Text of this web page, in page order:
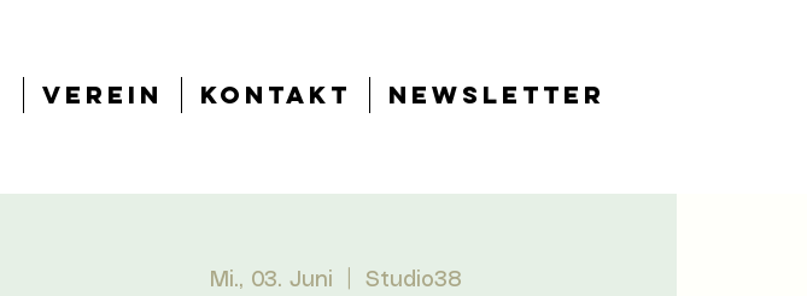
Verein Kontakt Newsletter
Mi., 03. Juni
  |
Studio38